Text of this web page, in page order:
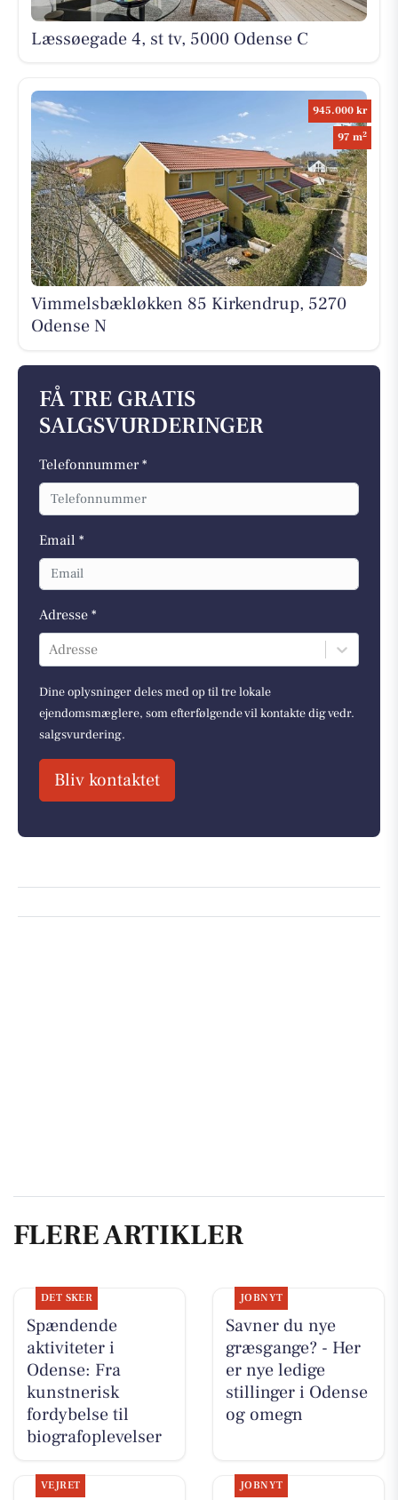
Læssøegade 4, st tv, 5000 Odense C
945.000 kr
97 m2
Vimmelsbækløkken 85 Kirkendrup, 5270
Odense N
FÅ TRE GRATIS
SALGSVURDERINGER
Telefonnummer *
Email *
Adresse *
Adresse
Dine oplysninger deles med op til tre lokale
ejendomsmæglere, som efterfølgende vil kontakte dig vedr.
salgsvurdering.
Bliv kontaktet
FLERE ARTIKLER
DET SKER
Spændende
aktiviteter i
Odense: Fra
kunstnerisk
fordybelse til
biografoplevelser
JOBNYT
Savner du nye
græsgange? - Her
er nye ledige
stillinger i Odense
og omegn
VEJRET JOBNYT